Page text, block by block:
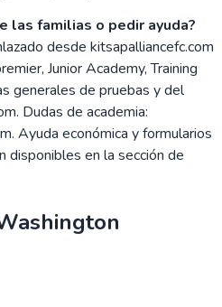
las familias o pedir ayuda?
desde kitsapalliancefc.com
Junior Academy, Training
generales de pruebas y del
Dudas de academia:
Ayuda económica y formularios
disponibles en la sección de